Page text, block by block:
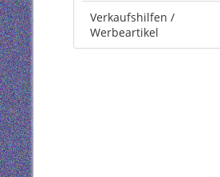
Verkaufshilfen /
Werbeartikel